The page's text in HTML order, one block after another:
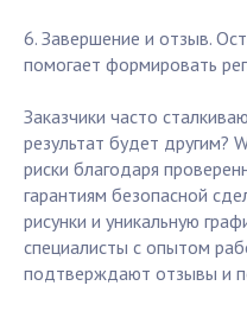
6. Завершение и отзыв.
помогает формировать
Заказчики часто
результат будет другим?
риски благодаря
гарантиям безопасной
рисунки и уникальную
специалисты с опытом
подтверждают отзывы и